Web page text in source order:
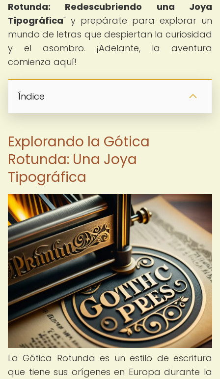
Rotunda: Redescubriendo una Joya
Tipográfica" y prepárate para explorar un
mundo de letras que despiertan la curiosidad
y el asombro. ¡Adelante, la aventura
comienza aquí!
Índice
Explorando la Gótica
Rotunda: Una Joya
Tipográfica
La Gótica Rotunda es un estilo de escritura
que tiene sus orígenes en Europa durante la